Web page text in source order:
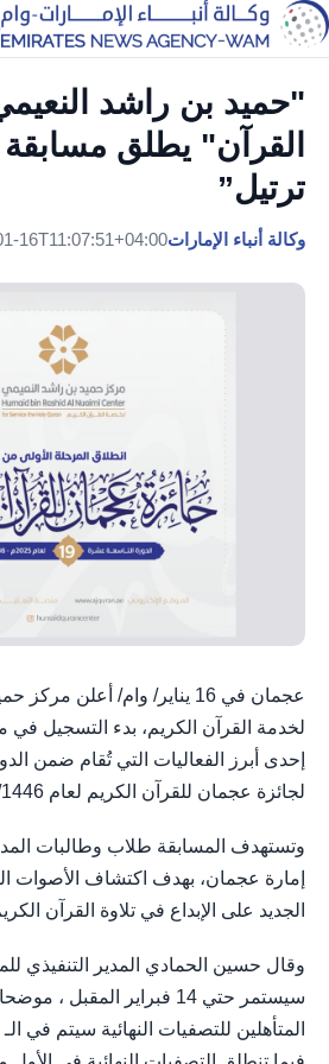
"حميد بن راشد
القرآن" يطلق
ترتيل”
وكالة أنباء الإمارات16T11:07:51+04:00
عجمان في 16 يناير/ وام/ أعلن
لخدمة القرآن الكريم، بدء التسجيل في
إحدى أبرز الفعاليات التي تُقام ضمن
لجائزة عجمان للقرآن الكريم لعام 2025/1446هـ.
وتستهدف المسابقة طلاب وطالبات
إمارة عجمان، بهدف اكتشاف الأصوات
الجديد على الإبداع في تلاوة القرآن
وقال حسين الحمادي المدير التنفيذي
سيستمر حتي 14 فبراير المقبل